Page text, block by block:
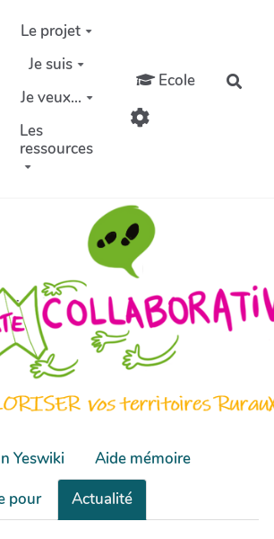
principal
Le projet
Je suis
Je veux...
Les
ressources
Ecole
Yeswiki
Aide mémoire
pour
Actualité